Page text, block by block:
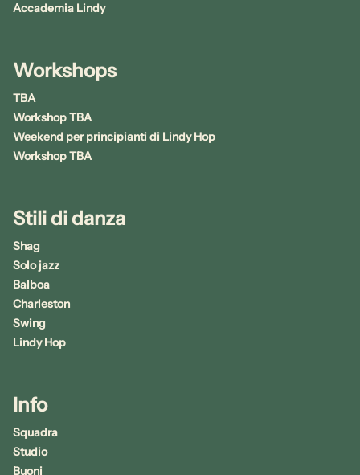
Accademia Lindy
Workshops
TBA
Workshop TBA
Weekend per principianti di Lindy Hop
Workshop TBA
Stili di danza
Shag
Solo jazz
Balboa
Charleston
Swing
Lindy Hop
Info
Squadra
Studio
Buoni